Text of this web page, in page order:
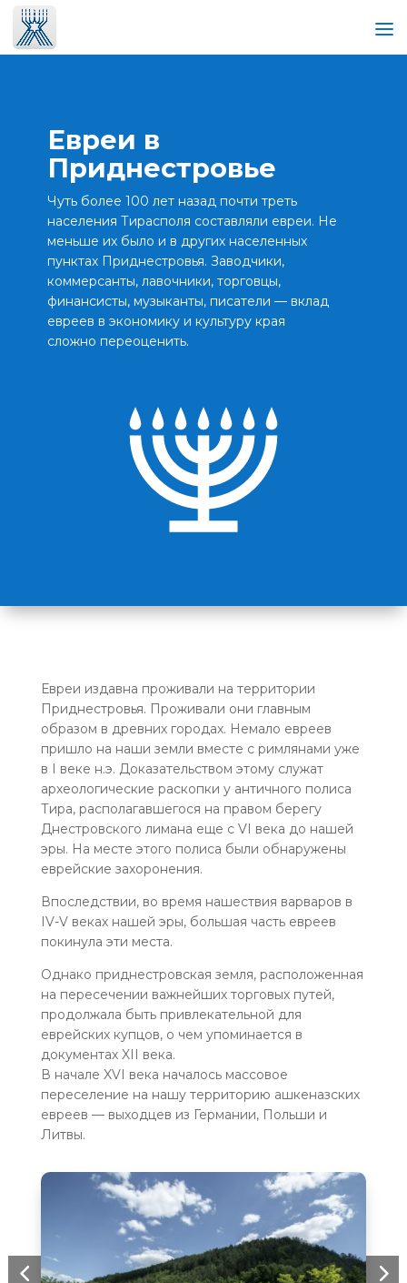
Евреи в
Приднестровье
Чуть более 100 лет назад почти треть
населения Тирасполя составляли евреи. Не
меньше их было и в других населенных
пунктах Приднестровья. Заводчики,
коммерсанты, лавочники, торговцы,
финансисты, музыканты, писатели — вклад
евреев в экономику и культуру края
сложно переоценить.
Евреи издавна проживали на территории
Приднестровья. Проживали они главным
образом в древних городах. Немало евреев
пришло на наши земли вместе с римлянами уже
в I веке н.э. Доказательством этому служат
археологические раскопки у античного полиса
Тира, располагавшегося на правом берегу
Днестровского лимана еще с VI века до нашей
эры. На месте этого полиса были обнаружены
еврейские захоронения.
Впоследствии, во время нашествия варваров в
IV-V веках нашей эры, большая часть евреев
покинула эти места.
Однако приднестровская земля, расположенная
на пересечении важнейших торговых путей,
продолжала быть привлекательной для
еврейских купцов, о чем упоминается в
документах XII века.
В начале XVI века началось массовое
переселение на нашу территорию ашкеназских
евреев — выходцев из Германии, Польши и
Литвы.